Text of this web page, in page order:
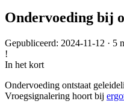
Ondervoeding bij
Gepubliceerd: 2024-11-12 · 5
!
In het kort
Ondervoeding ontstaat
Vroegsignalering hoort bij